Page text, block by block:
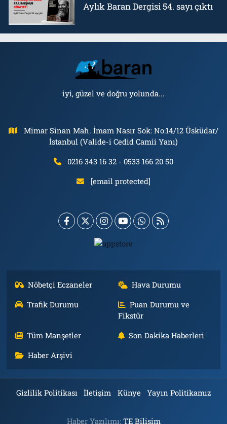
Aylık Baran Dergisi 54. sayı çıktı
iyi, güzel ve doğru yolunda...
Mimar Sinan Mah. İmam Nasır Sok: No:14/12 Üsküdar/
İstanbul (Valide-i Cedid Camii Yanı)
0216 343 16 32 - 0533 166 20 50
[email protected]
Nöbetçi Eczaneler
Hava Durumu
Trafik Durumu
Puan Durumu ve
Fikstür
Tüm Manşetler
Son Dakika Haberleri
Haber Arşivi
Gizlilik Politikası İletişim Künye Yayın Politikamız
Haber Yazılımı: TE Bilişim